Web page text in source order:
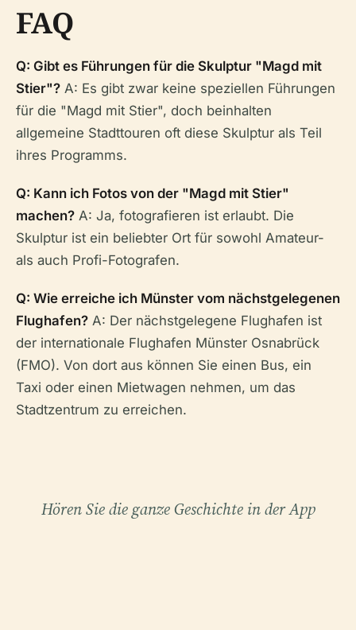
FAQ
Q: Gibt es Führungen für die Skulptur "Magd mit
Stier"? A: Es gibt zwar keine speziellen Führungen
für die "Magd mit Stier", doch beinhalten
allgemeine Stadttouren oft diese Skulptur als Teil
ihres Programms.
Q: Kann ich Fotos von der "Magd mit Stier"
machen? A: Ja, fotografieren ist erlaubt. Die
Skulptur ist ein beliebter Ort für sowohl Amateur-
als auch Profi-Fotografen.
Q: Wie erreiche ich Münster vom nächstgelegenen
Flughafen? A: Der nächstgelegene Flughafen ist
der internationale Flughafen Münster Osnabrück
(FMO). Von dort aus können Sie einen Bus, ein
Taxi oder einen Mietwagen nehmen, um das
Stadtzentrum zu erreichen.
Hören Sie die ganze Geschichte in der App